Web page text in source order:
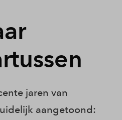
jaren van
aangetoond: